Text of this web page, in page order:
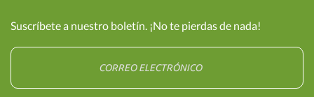
Suscríbete a nuestro boletín. ¡No te pierdas de nada!